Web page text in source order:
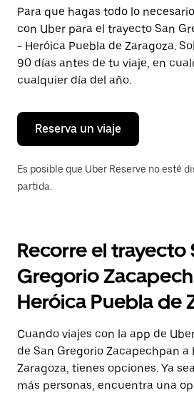
Presiona
la
tecla Esc
para
cerrar
el
calendario.
Para que hagas todo lo
con Uber para el trayecto San
- Heróica Puebla de Zaragoza.
90 días antes de tu viaje, en
cualquier día del año.
Reserva un viaje
Es posible que Uber Reserve no esté
partida.
Recorre el trayecto
Gregorio
Heróica Puebla de
Cuando viajes con la app de
de San Gregorio Zacapechpan a
Zaragoza, tienes opciones. Ya
más personas, encuentra una